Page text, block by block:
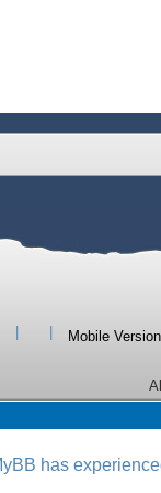
Mobile Version
has